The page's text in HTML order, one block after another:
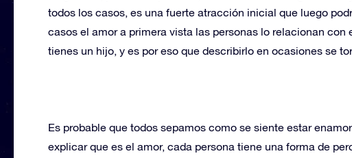
todos los casos, es una fuerte atracción inicial que luego
casos el amor a primera vista las personas lo relacionan
tienes un hijo, y es por eso que describirlo en ocasiones se
Es probable que todos sepamos como se siente estar
explicar que es el amor, cada persona tiene una forma de